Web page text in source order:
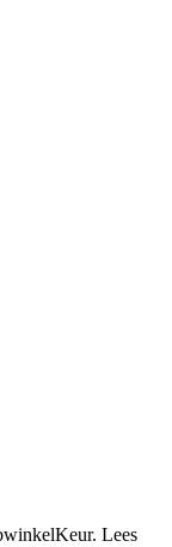
. Lees